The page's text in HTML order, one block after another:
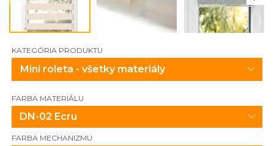
KATEGÓRIA PRODUKTU
FARBA MATERIÁLU
DN-02 Ecru
FARBA MECHANIZMU